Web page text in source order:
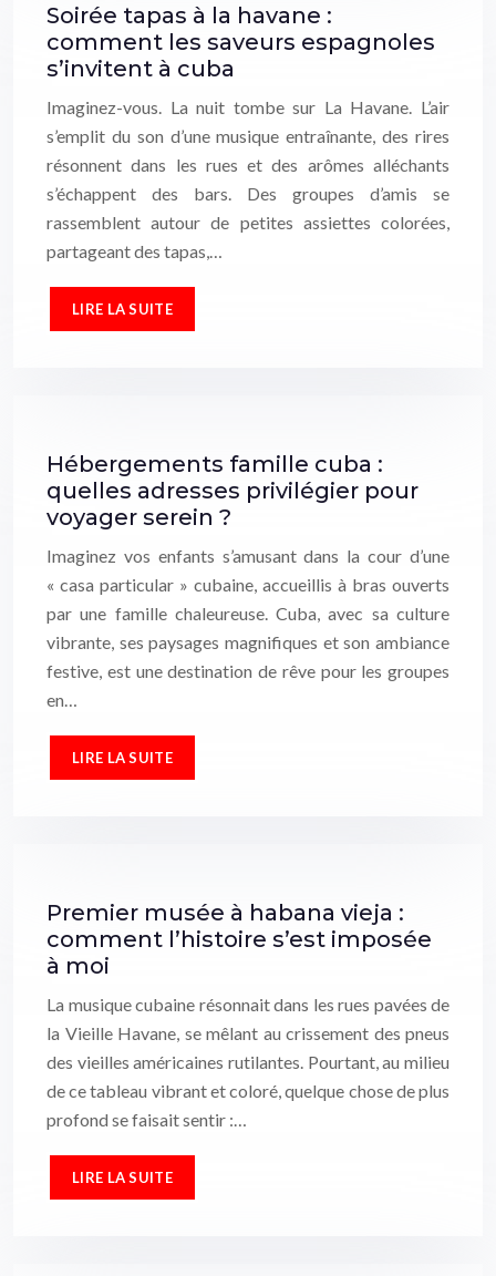
Soirée tapas à la havane :
comment les saveurs espagnoles
s’invitent à cuba
Imaginez-vous. La nuit tombe sur La Havane. L’air
s’emplit du son d’une musique entraînante, des rires
résonnent dans les rues et des arômes alléchants
s’échappent des bars. Des groupes d’amis se
rassemblent autour de petites assiettes colorées,
partageant des tapas,…
LIRE LA SUITE
Hébergements famille cuba :
quelles adresses privilégier pour
voyager serein ?
Imaginez vos enfants s’amusant dans la cour d’une
« casa particular » cubaine, accueillis à bras ouverts
par une famille chaleureuse. Cuba, avec sa culture
vibrante, ses paysages magnifiques et son ambiance
festive, est une destination de rêve pour les groupes
en…
LIRE LA SUITE
Premier musée à habana vieja :
comment l’histoire s’est imposée
à moi
La musique cubaine résonnait dans les rues pavées de
la Vieille Havane, se mêlant au crissement des pneus
des vieilles américaines rutilantes. Pourtant, au milieu
de ce tableau vibrant et coloré, quelque chose de plus
profond se faisait sentir :…
LIRE LA SUITE